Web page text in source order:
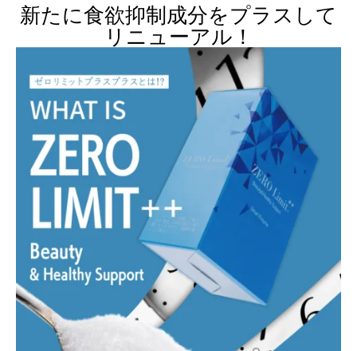
新たに食欲抑制成分をプラスして
リニューアル！